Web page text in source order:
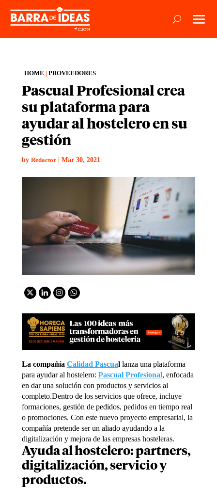
HOME PROVEEDORES
Pascual Profesional crea
su plataforma para
ayudar al hostelero en su
gestión
by Redactor| Mar 30, 2021
La compañía Calidad Pascual lanza una plataforma
para ayudar al hostelero: Pascual Profesional, enfocada
en dar una solución con productos y servicios al
completo.Dentro de los servicios que ofrece, incluye
formaciones, gestión de pedidos, pedidos en tiempo real
o promociones. Con este nuevo proyecto empresarial, la
compañía pretende ser un aliado ayudando a la
digitalización y mejora de las empresas hosteleras.
Ayuda al hostelero: partners,
digitalización, servicio y
productos.